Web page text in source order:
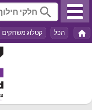
search
home הכל קטלוג משחקים